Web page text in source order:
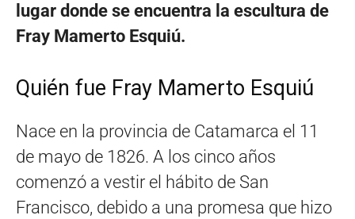
lugar donde se encuentra la escultura de
Fray Mamerto Esquiú.
Quién fue Fray Mamerto Esquiú
Nace en la provincia de Catamarca el 11
de mayo de 1826. A los cinco años
comenzó a vestir el hábito de San
Francisco, debido a una promesa que hizo